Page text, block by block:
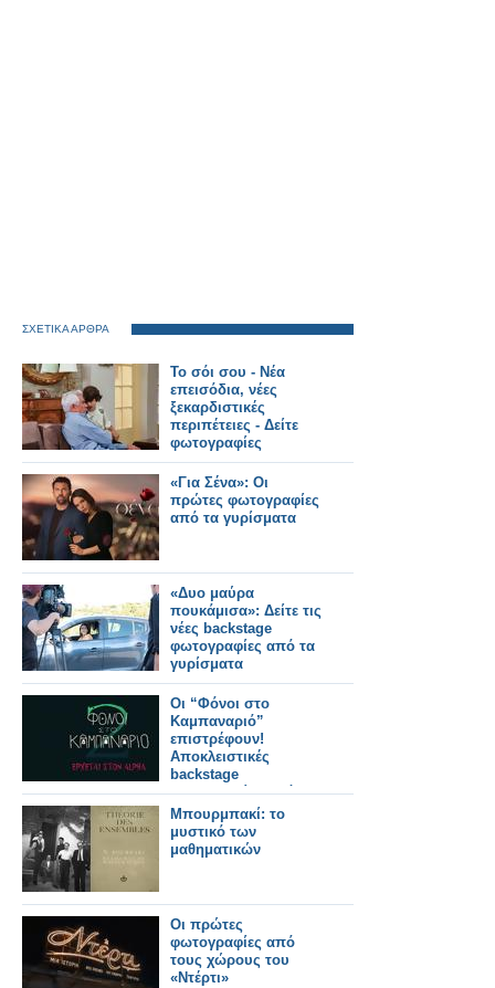
ΣΧΕΤΙΚΑ ΑΡΘΡΑ
Το σόι σου - Νέα
επεισόδια, νέες
ξεκαρδιστικές
περιπέτειες - Δείτε
φωτογραφίες
«Για Σένα»: Οι
πρώτες φωτογραφίες
από τα γυρίσματα
«Δυο μαύρα
πουκάμισα»: Δείτε τις
νέες backstage
φωτογραφίες από τα
γυρίσματα
Οι “Φόνοι στο
Καμπαναριό”
επιστρέφουν!
Αποκλειστικές
backstage
φωτογραφίες από τα
γυρίσματα!
Μπουρμπακί: το
μυστικό των
μαθηματικών
Οι πρώτες
φωτογραφίες από
τους χώρους του
«Ντέρτι»